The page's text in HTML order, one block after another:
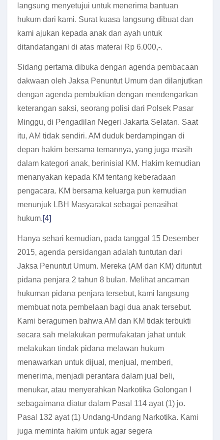
langsung menyetujui untuk menerima bantuan
hukum dari kami. Surat kuasa langsung dibuat dan
kami ajukan kepada anak dan ayah untuk
ditandatangani di atas materai Rp 6.000,-.
Sidang pertama dibuka dengan agenda pembacaan
dakwaan oleh Jaksa Penuntut Umum dan dilanjutkan
dengan agenda pembuktian dengan mendengarkan
keterangan saksi, seorang polisi dari Polsek Pasar
Minggu, di Pengadilan Negeri Jakarta Selatan. Saat
itu, AM tidak sendiri. AM duduk berdampingan di
depan hakim bersama temannya, yang juga masih
dalam kategori anak, berinisial KM. Hakim kemudian
menanyakan kepada KM tentang keberadaan
pengacara. KM bersama keluarga pun kemudian
menunjuk LBH Masyarakat sebagai penasihat
hukum.[4]
Hanya sehari kemudian, pada tanggal 15 Desember
2015, agenda persidangan adalah tuntutan dari
Jaksa Penuntut Umum. Mereka (AM dan KM) dituntut
pidana penjara 2 tahun 8 bulan. Melihat ancaman
hukuman pidana penjara tersebut, kami langsung
membuat nota pembelaan bagi dua anak tersebut.
Kami beragumen bahwa AM dan KM tidak terbukti
secara sah melakukan permufakatan jahat untuk
melakukan tindak pidana melawan hukum
menawarkan untuk dijual, menjual, memberi,
menerima, menjadi perantara dalam jual beli,
menukar, atau menyerahkan Narkotika Golongan I
sebagaimana diatur dalam Pasal 114 ayat (1) jo.
Pasal 132 ayat (1) Undang-Undang Narkotika. Kami
juga meminta hakim untuk agar segera